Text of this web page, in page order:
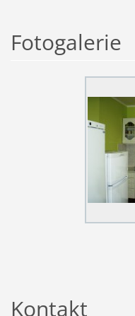
Fotogalerie
Kontakt